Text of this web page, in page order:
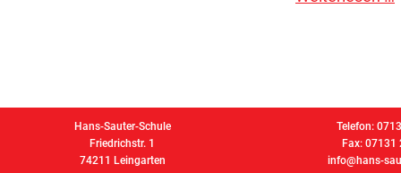
Hans-Sauter-Schule
Friedrichstr. 1
74211 Leingarten
Telefon:
Fax: 07131
info@hans-